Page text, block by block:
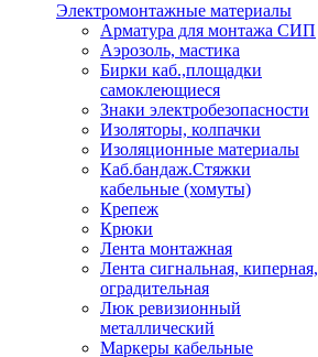
Электромонтажные материалы
Арматура для монтажа СИП
Аэрозоль, мастика
Бирки каб.,площадки
самоклеющиеся
Знаки электробезопасности
Изоляторы, колпачки
Изоляционные материалы
Каб.бандаж.Стяжки
кабельные (хомуты)
Крепеж
Крюки
Лента монтажная
Лента сигнальная, киперная,
оградительная
Люк ревизионный
металлический
Маркеры кабельные